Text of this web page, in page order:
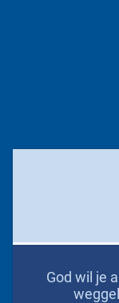
God wil je